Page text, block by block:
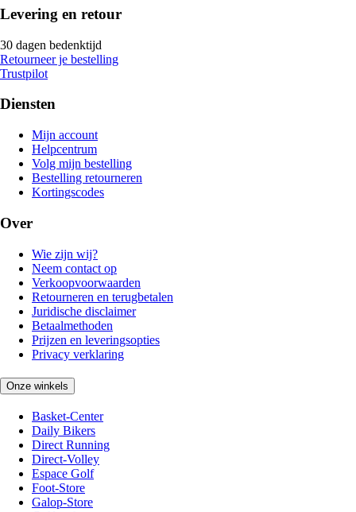
Levering en retour
30 dagen bedenktijd
Retourneer je bestelling
Trustpilot
Diensten
Mijn account
Helpcentrum
Volg mijn bestelling
Bestelling retourneren
Kortingscodes
Over
Wie zijn wij?
Neem contact op
Verkoopvoorwaarden
Retourneren en terugbetalen
Juridische disclaimer
Betaalmethoden
Prijzen en leveringsopties
Privacy verklaring
Onze winkels
Basket-Center
Daily Bikers
Direct Running
Direct-Volley
Espace Golf
Foot-Store
Galop-Store